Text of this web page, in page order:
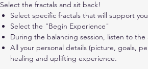
Select the fractals and sit back!
Select specific fractals that will support
Select the "Begin Experience"
During the balancing session, listen to
All your personal details (picture, goals,
healing and uplifting experience.